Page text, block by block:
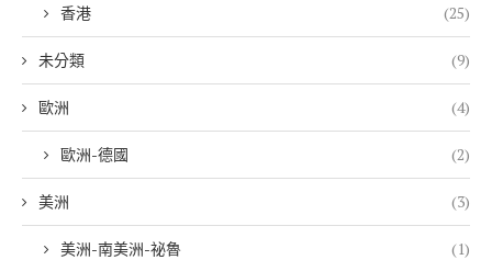
香港 (25)
未分類 (9)
歐洲 (4)
歐洲-德國 (2)
美洲 (3)
美洲-南美洲-祕魯 (1)